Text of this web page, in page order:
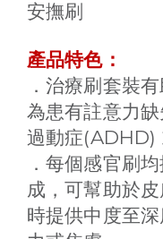
安撫刷
產品特色：
．治療刷套裝
為患有註意力缺
過動症(ADHD)
．每個感官刷
成，可幫助於
時提供中度至